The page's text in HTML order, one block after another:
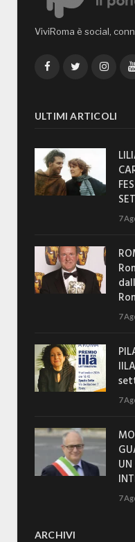
ViviRoma è social,
FacebookTwitter
ULTIMI ARTICOLI
7
7
7
7
ARCHIVI